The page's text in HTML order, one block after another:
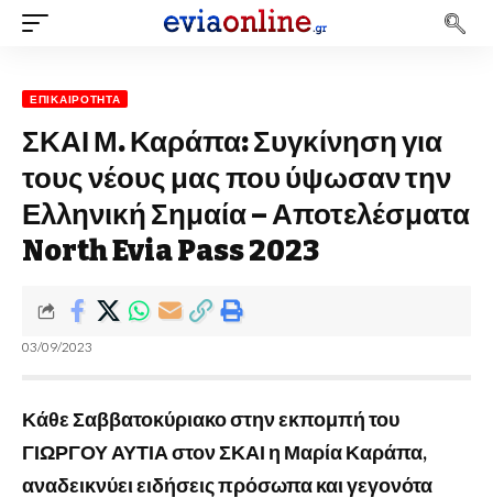
ΕΠΙΚΑΙΡΌΤΗΤΑ
ΣΚΑΙ Μ. Καράπα: Συγκίνηση για
τους νέους μας που ύψωσαν την
Ελληνική Σημαία – Αποτελέσματα
North Evia Pass 2023
03/09/2023
Κάθε Σαββατοκύριακο στην εκπομπή του
ΓΙΩΡΓΟΥ ΑΥΤΙΑ στον ΣΚΑΙ η Μαρία Καράπα,
αναδεικνύει ειδήσεις πρόσωπα και γεγονότα